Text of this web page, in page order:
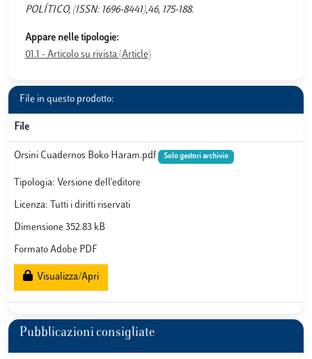
POLÍTICO, (ISSN: 1696-8441),46, 175-188.
Appare nelle tipologie:
01.1 - Articolo su rivista (Article)
File in questo prodotto:
File
Orsini Cuadernos Boko Haram.pdf Solo gestori archivio
Tipologia: Versione dell'editore
Licenza: Tutti i diritti riservati
Dimensione 352.83 kB
Formato Adobe PDF
Visualizza/Apri
Pubblicazioni consigliate